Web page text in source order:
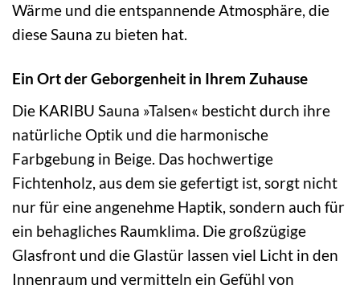
Wärme und die entspannende Atmosphäre, die
diese Sauna zu bieten hat.
Ein Ort der Geborgenheit in Ihrem Zuhause
Die KARIBU Sauna »Talsen« besticht durch ihre
natürliche Optik und die harmonische
Farbgebung in Beige. Das hochwertige
Fichtenholz, aus dem sie gefertigt ist, sorgt nicht
nur für eine angenehme Haptik, sondern auch für
ein behagliches Raumklima. Die großzügige
Glasfront und die Glastür lassen viel Licht in den
Innenraum und vermitteln ein Gefühl von